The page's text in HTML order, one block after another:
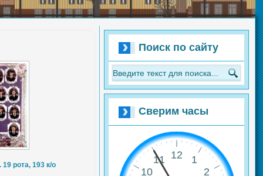
рота, 193 к/о
Поиск по сайту
Сверим часы